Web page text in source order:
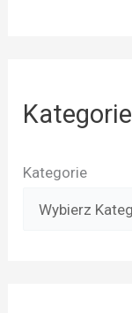
Kategorie
Kategorie